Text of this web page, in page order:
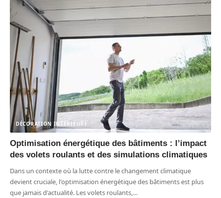
DÉCORATION INTERIEURE
Optimisation énergétique des bâtiments : l’impact
des volets roulants et des simulations climatiques
Dans un contexte où la lutte contre le changement climatique
devient cruciale, l'optimisation énergétique des bâtiments est plus
que jamais d'actualité. Les volets roulants,…